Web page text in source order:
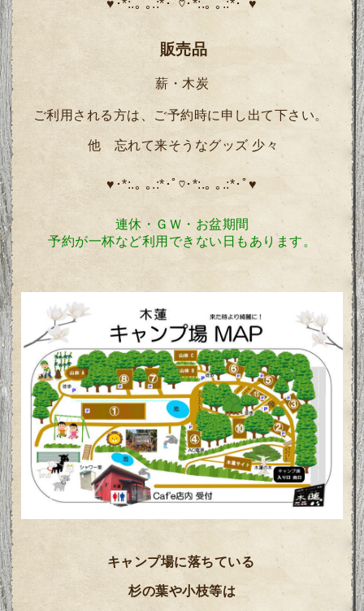
♥･*:.｡ ｡.:*･ﾟ♡･*:.｡ ｡.:*･ﾟ♥
販売品
薪・木炭
ご利用される方は、ご予約時に申し出て下さい。
他 忘れて来そうなグッズ 少々
♥･*:.｡ ｡.:*･ﾟ♡･*:.｡ ｡.:*･ﾟ♥
連休・ＧＷ・お盆期間
予約が一杯など利用できない日もあります。
キャンプ場に落ちている
杉の葉や小枝等は